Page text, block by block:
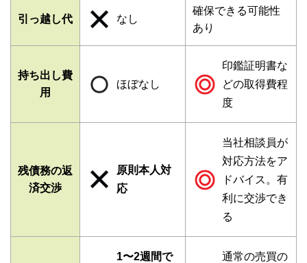
引っ越し代 なし
確保できる可能性
あり
持ち出し費
用
ほぼなし
印鑑証明書な
どの取得費程
度
残債務の返
済交渉
原則本人対
応
当社相談員が
対応方法をア
ドバイス。有
利に交渉でき
る
1〜2週間で
通常の売買の